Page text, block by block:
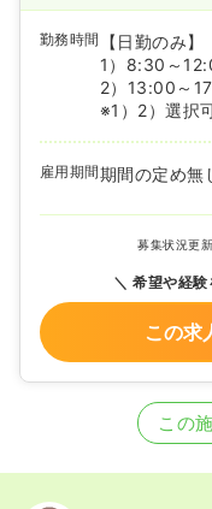
勤務時間
【日勤のみ】
1）8:30～
2）13:00～
※1）2）選択
雇用期間期間の定め無
募集状況更新
希望や経験
この求
この